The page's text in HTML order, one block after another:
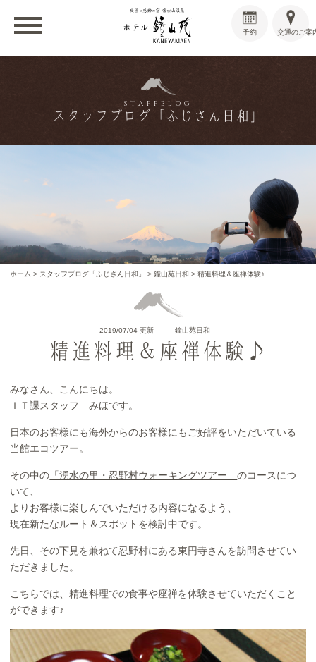
交通のご案
予約
STAFFBLOG
スタッフブログ「ふじさん日和」
ホーム > スタッフブログ「ふじさん日和」 >鐘山苑日和 >精進料理＆座禅体験♪
2019/07/04 更新 鐘山苑日和
精進料理＆座禅体験♪
みなさん、こんにちは。
ＩＴ課スタッフ みほです。
日本のお客様にも海外からのお客様にもご好評をいただいている
当館エコツアー 。
その中の 「湧水の里・忍野村ウォーキングツアー」のコースにつ
いて、
よりお客様に楽しんでいただける内容になるよう、
現在新たなルート＆スポットを検討中です。
先日、その下見を兼ねて忍野村にある東円寺さんを訪問させてい
ただきました。
こちらでは、精進料理での食事や座禅を体験させていただくこと
ができます♪